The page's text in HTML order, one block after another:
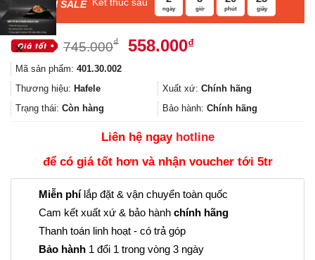
F ASH SALE Kết thúc sau
ngày giờ phút giây
745.000₫
Giá
745.000₫.
558.000₫Giá
là:
558.000₫.
Mã sản phẩm: 401.30.002
Thương hiệu: Hafele Xuất xứ: Chính hãng
Trạng thái: Còn hàng Bảo hành: Chính hãng
Liên hệ ngay hotline
để có giá tốt hơn và nhận voucher tới 5tr
Miễn phílắp đặt & vận chuyển toàn quốc
Cam kết xuất xứ & bảo hành chính hãng
Thanh toán linh hoạt - có trả góp
Bảo hành 1 đổi 1 trong vòng 3 ngày
✕